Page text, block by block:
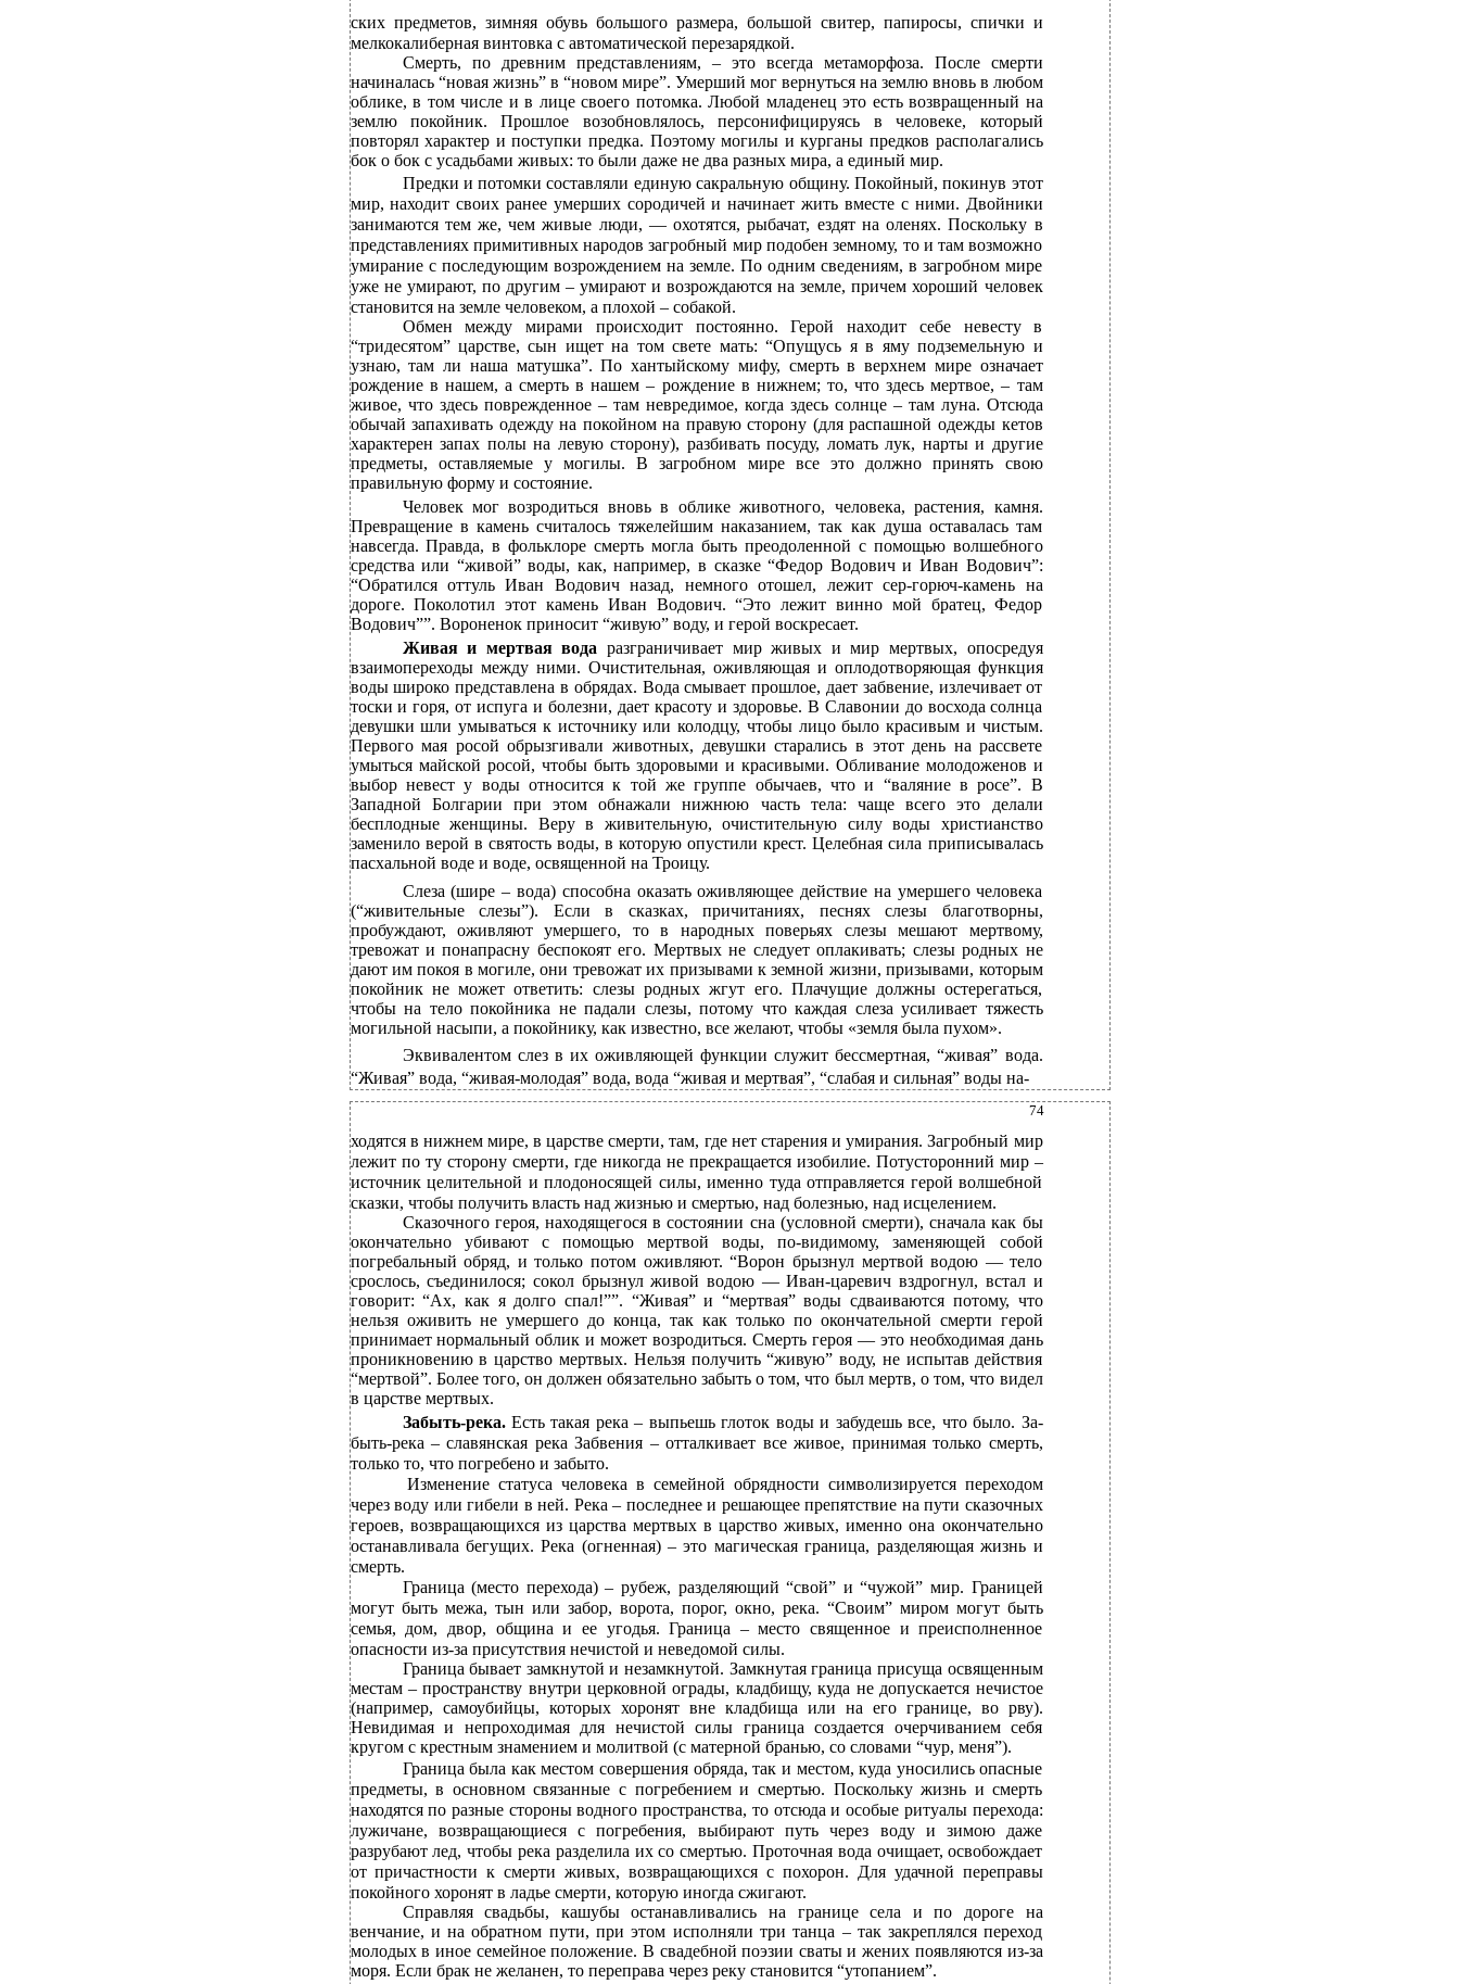
ских предметов, зимняя обувь большого размера, большой свитер, папиросы, спички и
мелкокалиберная винтовка с автоматической перезарядкой.
Смерть, по древним представлениям, – это всегда метаморфоза. После смерти
начиналась “новая жизнь” в “новом мире”. Умерший мог вернуться на землю вновь в любом
облике, в том числе и в лице своего потомка. Любой младенец это есть возвращенный на
землю покойник. Прошлое возобновлялось, персонифицируясь в человеке, который
повторял характер и поступки предка. Поэтому могилы и курганы предков располагались
бок о бок с усадьбами живых: то были даже не два разных мира, а единый мир.
Предки и потомки составляли единую сакральную общину. Покойный, покинув этот
мир, находит своих ранее умерших сородичей и начинает жить вместе с ними. Двойники
занимаются тем же, чем живые люди, — охотятся, рыбачат, ездят на оленях. Поскольку в
представлениях примитивных народов загробный мир подобен земному, то и там возможно
умирание с последующим возрождением на земле. По одним сведениям, в загробном мире
уже не умирают, по другим – умирают и возрождаются на земле, причем хороший человек
становится на земле человеком, а плохой – собакой.
Обмен между мирами происходит постоянно. Герой находит себе невесту в
“тридесятом” царстве, сын ищет на том свете мать: “Опущусь я в яму подземельную и
узнаю, там ли наша матушка”. По хантыйскому мифу, смерть в верхнем мире означает
рождение в нашем, а смерть в нашем – рождение в нижнем; то, что здесь мертвое, – там
живое, что здесь поврежденное – там невредимое, когда здесь солнце – там луна. Отсюда
обычай запахивать одежду на покойном на правую сторону (для распашной одежды кетов
характерен запах полы на левую сторону), разбивать посуду, ломать лук, нарты и другие
предметы, оставляемые у могилы. В загробном мире все это должно принять свою
правильную форму и состояние.
Человек мог возродиться вновь в облике животного, человека, растения, камня.
Превращение в камень считалось тяжелейшим наказанием, так как душа оставалась там
навсегда. Правда, в фольклоре смерть могла быть преодоленной с помощью волшебного
средства или “живой” воды, как, например, в сказке “Федор Водович и Иван Водович”:
“Обратился оттуль Иван Водович назад, немного отошел, лежит сер-горюч-камень на
дороге. Поколотил этот камень Иван Водович. “Это лежит винно мой братец, Федор
Водович””. Вороненок приносит “живую” воду, и герой воскресает.
Живая и мертвая вода разграничивает мир живых и мир мертвых, опосредуя
взаимопереходы между ними. Очистительная, оживляющая и оплодотворяющая функция
воды широко представлена в обрядах. Вода смывает прошлое, дает забвение, излечивает от
тоски и горя, от испуга и болезни, дает красоту и здоровье. В Славонии до восхода солнца
девушки шли умываться к источнику или колодцу, чтобы лицо было красивым и чистым.
Первого мая росой обрызгивали животных, девушки старались в этот день на рассвете
умыться майской росой, чтобы быть здоровыми и красивыми. Обливание молодоженов и
выбор невест у воды относится к той же группе обычаев, что и “валяние в росе”. В
Западной Болгарии при этом обнажали нижнюю часть тела: чаще всего это делали
бесплодные женщины. Веру в живительную, очистительную силу воды христианство
заменило верой в святость воды, в которую опустили крест. Целебная сила приписывалась
пасхальной воде и воде, освященной на Троицу.
Слеза (шире – вода) способна оказать оживляющее действие на умершего человека
(“живительные слезы”). Если в сказках, причитаниях, песнях слезы благотворны,
пробуждают, оживляют умершего, то в народных поверьях слезы мешают мертвому,
тревожат и понапрасну беспокоят его. Мертвых не следует оплакивать; слезы родных не
дают им покоя в могиле, они тревожат их призывами к земной жизни, призывами, которым
покойник не может ответить: слезы родных жгут его. Плачущие должны остерегаться,
чтобы на тело покойника не падали слезы, потому что каждая слеза усиливает тяжесть
могильной насыпи, а покойнику, как известно, все желают, чтобы «земля была пухом».
Эквивалентом слез в их оживляющей функции служит бессмертная, “живая” вода.
“Живая” вода, “живая-молодая” вода, вода “живая и мертвая”, “слабая и сильная” воды на-
74
ходятся в нижнем мире, в царстве смерти, там, где нет старения и умирания. Загробный мир
лежит по ту сторону смерти, где никогда не прекращается изобилие. Потусторонний мир –
источник целительной и плодоносящей силы, именно туда отправляется герой волшебной
сказки, чтобы получить власть над жизнью и смертью, над болезнью, над исцелением.
Сказочного героя, находящегося в состоянии сна (условной смерти), сначала как бы
окончательно убивают с помощью мертвой воды, по-видимому, заменяющей собой
погребальный обряд, и только потом оживляют. “Ворон брызнул мертвой водою — тело
срослось, съединилося; сокол брызнул живой водою — Иван-царевич вздрогнул, встал и
говорит: “Ах, как я долго спал!””. “Живая” и “мертвая” воды сдваиваются потому, что
нельзя оживить не умершего до конца, так как только по окончательной смерти герой
принимает нормальный облик и может возродиться. Смерть героя — это необходимая дань
проникновению в царство мертвых. Нельзя получить “живую” воду, не испытав действия
“мертвой”. Более того, он должен обязательно забыть о том, что был мертв, о том, что видел
в царстве мертвых.
Забыть-река. Есть такая река – выпьешь глоток воды и забудешь все, что было. За-
быть-река – славянская река Забвения – отталкивает все живое, принимая только смерть,
только то, что погребено и забыто.
Изменение статуса человека в семейной обрядности символизируется переходом
через воду или гибели в ней. Река – последнее и решающее препятствие на пути сказочных
героев, возвращающихся из царства мертвых в царство живых, именно она окончательно
останавливала бегущих. Река (огненная) – это магическая граница, разделяющая жизнь и
смерть.
Граница (место перехода) – рубеж, разделяющий “свой” и “чужой” мир. Границей
могут быть межа, тын или забор, ворота, порог, окно, река. “Своим” миром могут быть
семья, дом, двор, община и ее угодья. Граница – место священное и преисполненное
опасности из-за присутствия нечистой и неведомой силы.
Граница бывает замкнутой и незамкнутой. Замкнутая граница присуща освященным
местам – пространству внутри церковной ограды, кладбищу, куда не допускается нечистое
(например, самоубийцы, которых хоронят вне кладбища или на его границе, во рву).
Невидимая и непроходимая для нечистой силы граница создается очерчиванием себя
кругом с крестным знамением и молитвой (с матерной бранью, со словами “чур, меня”).
Граница была как местом совершения обряда, так и местом, куда уносились опасные
предметы, в основном связанные с погребением и смертью. Поскольку жизнь и смерть
находятся по разные стороны водного пространства, то отсюда и особые ритуалы перехода:
лужичане, возвращающиеся с погребения, выбирают путь через воду и зимою даже
разрубают лед, чтобы река разделила их со смертью. Проточная вода очищает, освобождает
от причастности к смерти живых, возвращающихся с похорон. Для удачной переправы
покойного хоронят в ладье смерти, которую иногда сжигают.
Справляя свадьбы, кашубы останавливались на границе села и по дороге на
венчание, и на обратном пути, при этом исполняли три танца – так закреплялся переход
молодых в иное семейное положение. В свадебной поэзии сваты и жених появляются из-за
моря. Если брак не желанен, то переправа через реку становится “утопанием”.